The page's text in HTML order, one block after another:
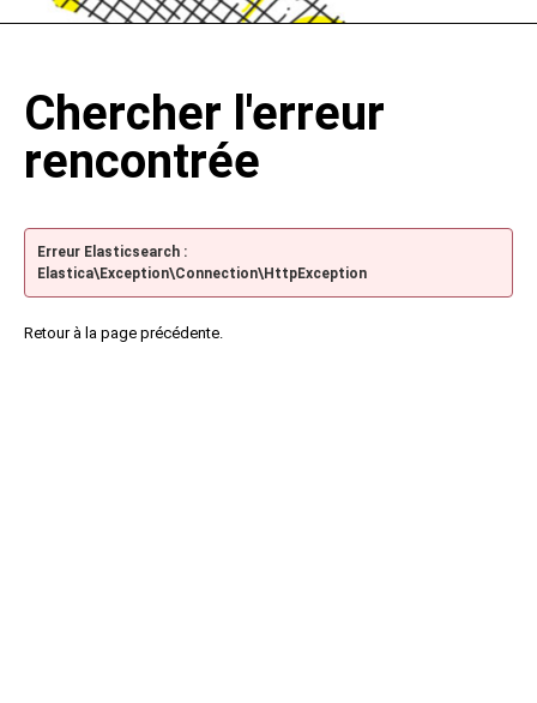
Chercher l'erreur
rencontrée
Erreur Elasticsearch :
Elastica\Exception\Connection\HttpException
Retour à la page précédente.